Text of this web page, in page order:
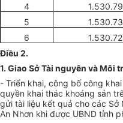
4
5
6
Điều 2.
1. Giao SởTài nguyên và Môi tr
- Triển khai, công bố công kha
quyền khai thác khoáng sản
gửi tài liệu kết quả cho các Sở
An Nhơn khi được UBND tỉnh